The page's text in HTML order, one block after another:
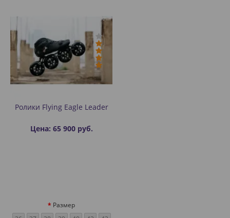
Ролики Flying Eagle Leader
Цена: 65 900 руб.
Размер